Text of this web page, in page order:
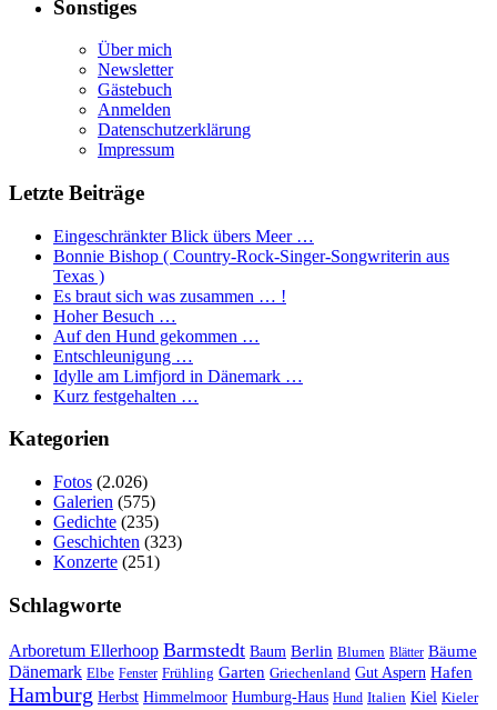
Sonstiges
Über mich
Newsletter
Gästebuch
Anmelden
Datenschutzerklärung
Impressum
Letzte Beiträge
Eingeschränkter Blick übers Meer …
Bonnie Bishop ( Country-Rock-Singer-Songwriterin aus
Texas )
Es braut sich was zusammen … !
Hoher Besuch …
Auf den Hund gekommen …
Entschleunigung …
Idylle am Limfjord in Dänemark …
Kurz festgehalten …
Kategorien
Fotos (2.026)
Galerien (575)
Gedichte (235)
Geschichten (323)
Konzerte (251)
Schlagworte
Arboretum Ellerhoop Barmstedt Baum Berlin Blumen Blätter Bäume
Dänemark Elbe Fenster Frühling Garten Griechenland Gut Aspern Hafen
Hamburg Herbst Himmelmoor Humburg-Haus Hund Italien Kiel Kieler